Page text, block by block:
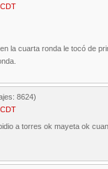
la cuarta ronda le tocó de
8624)
a torres ok mayeta ok